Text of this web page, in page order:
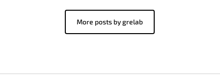
More posts by grelab